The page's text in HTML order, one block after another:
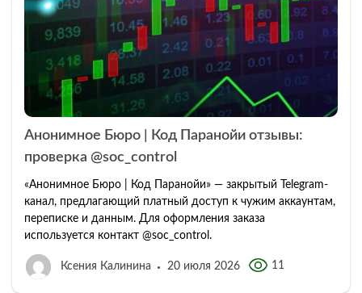
Анонимное Бюро | Код Паранойи отзывы:
проверка @soc_control
«Анонимное Бюро | Код Паранойи» — закрытый Telegram-
канал, предлагающий платный доступ к чужим аккаунтам,
переписке и данным. Для оформления заказа
используется контакт @soc_control.
Ксения Калинина 20 июля 2026 11